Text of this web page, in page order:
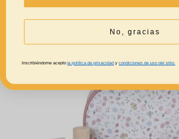
No, gracias
Inscribiéndome acepto la política de privacidad ycondiciones de uso del sitio.